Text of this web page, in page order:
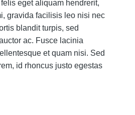
eget aliquam hendrerit,
gravida facilisis leo nisi nec
blandit turpis, sed
ac. Fusce lacinia
et quam nisi. Sed
id rhoncus justo egestas